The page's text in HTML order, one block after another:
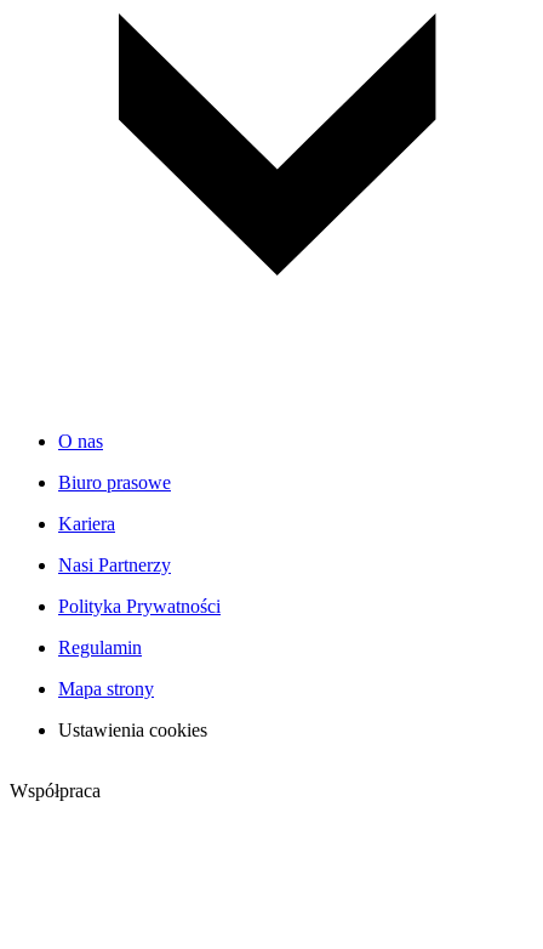
O nas
Biuro prasowe
Kariera
Nasi Partnerzy
Polityka Prywatności
Regulamin
Mapa strony
Ustawienia cookies
Współpraca